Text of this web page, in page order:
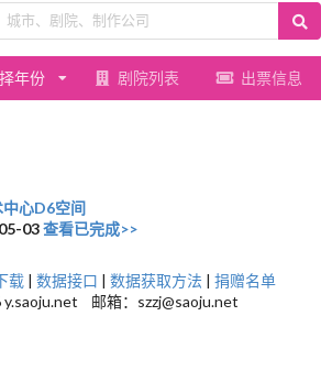
年份 剧院列表 出票信息
中心D6空间
03查看已完成>>
载 | 数据接口 | 数据获取方法 | 捐赠名单
邮箱：szzj@saoju.net